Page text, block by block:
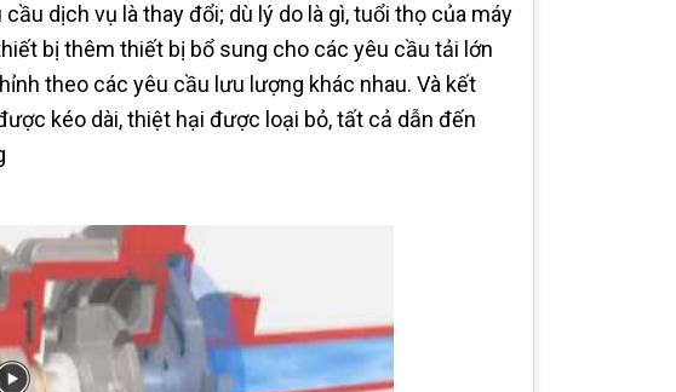
dịch vụ là thay đổi; dù lý do là gì, tuổi thọ của máy
bị thêm thiết bị bổ sung cho các yêu cầu tải lớn
theo các yêu cầu lưu lượng khác nhau. Và kết
kéo dài, thiệt hại được loại bỏ, tất cả dẫn đến